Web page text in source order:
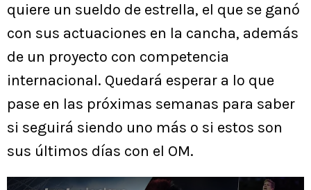
quiere un sueldo de estrella, el que se ganó
con sus actuaciones en la cancha, además
de un proyecto con competencia
internacional. Quedará esperar a lo que
pase en las próximas semanas para saber
si seguirá siendo uno más o si estos son
sus últimos días con el OM.